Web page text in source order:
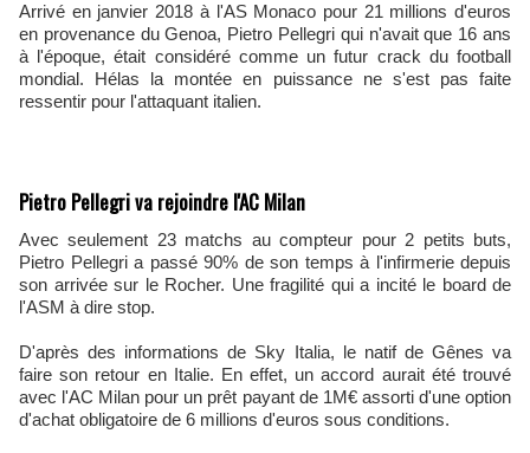
Arrivé en janvier 2018 à l'AS Monaco pour 21 millions d'euros
en provenance du Genoa, Pietro Pellegri qui n'avait que 16 ans
à l'époque, était considéré comme un futur crack du football
mondial. Hélas la montée en puissance ne s'est pas faite
ressentir pour l'attaquant italien.
Pietro Pellegri va rejoindre l'AC Milan
Avec seulement 23 matchs au compteur pour 2 petits buts,
Pietro Pellegri a passé 90% de son temps à l'infirmerie depuis
son arrivée sur le Rocher. Une fragilité qui a incité le board de
l'ASM à dire stop.
D'après des informations de Sky Italia, le natif de Gênes va
faire son retour en Italie. En effet, un accord aurait été trouvé
avec l'AC Milan pour un prêt payant de 1M€ assorti d'une option
d'achat obligatoire de 6 millions d'euros sous conditions.